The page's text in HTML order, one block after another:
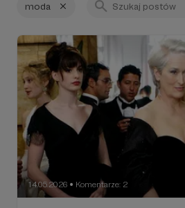
moda
14.05.2026 ● Komentarze: 2